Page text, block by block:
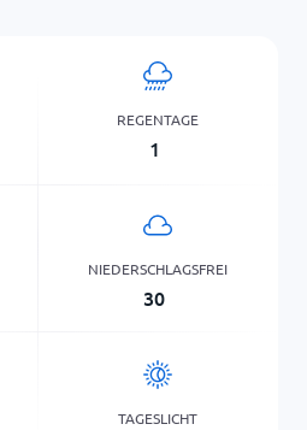
REGENTAGE
1
NIEDERSCHLAGSFREI
30
TAGESLICHT